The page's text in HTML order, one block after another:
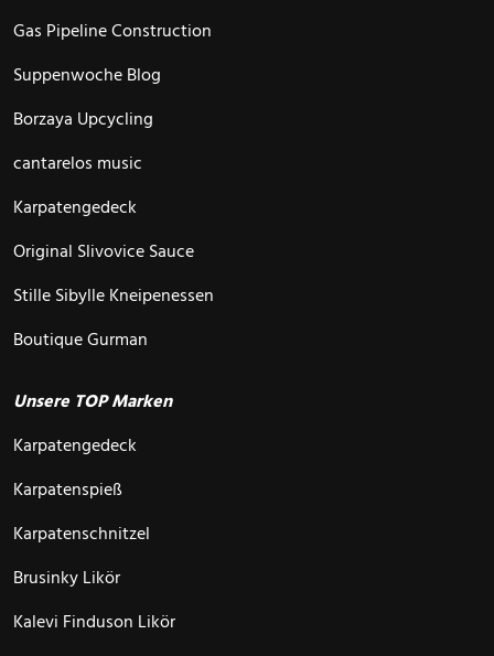
Gas Pipeline Construction
Suppenwoche Blog
Borzaya Upcycling
cantarelos music
Karpatengedeck
Original Slivovice Sauce
Stille Sibylle Kneipenessen
Boutique Gurman
Unsere TOP Marken
Karpatengedeck
Karpatenspieß
Karpatenschnitzel
Brusinky Likör
Kalevi Finduson Likör